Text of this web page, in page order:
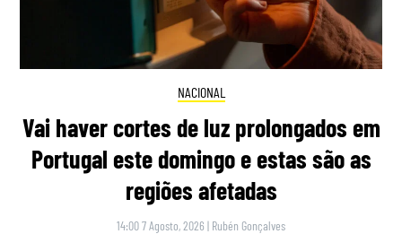
NACIONAL
Vai haver cortes de luz prolongados em
Portugal este domingo e estas são as
regiões afetadas
14:00 7 Agosto, 2026 | Rubén Gonçalves